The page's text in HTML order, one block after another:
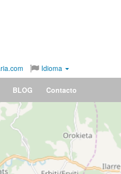
Idioma
BLOG Contacto